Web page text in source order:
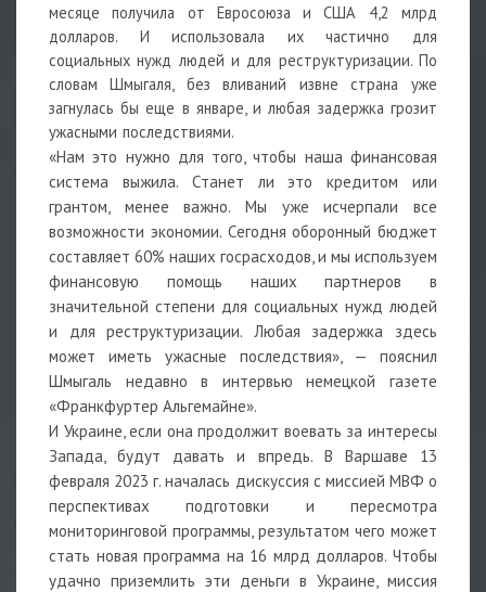
месяце получила от Евросоюза и США 4,2 млрд
долларов. И использовала их частично для
социальных нужд людей и для реструктуризации. По
словам Шмыгаля, без вливаний извне страна уже
загнулась бы еще в январе, и любая задержка грозит
ужасными последствиями.
«Нам это нужно для того, чтобы наша финансовая
система выжила. Станет ли это кредитом или
грантом, менее важно. Мы уже исчерпали все
возможности экономии. Сегодня оборонный бюджет
составляет 60% наших госрасходов, и мы используем
финансовую помощь наших партнеров в
значительной степени для социальных нужд людей
и для реструктуризации. Любая задержка здесь
может иметь ужасные последствия», — пояснил
Шмыгаль недавно в интервью немецкой газете
«Франкфуртер Альгемайне».
И Украине, если она продолжит воевать за интересы
Запада, будут давать и впредь. В Варшаве 13
февраля 2023 г. началась дискуссия с миссией МВФ о
перспективах подготовки и пересмотра
мониторинговой программы, результатом чего может
стать новая программа на 16 млрд долларов. Чтобы
удачно приземлить эти деньги в Украине, миссия